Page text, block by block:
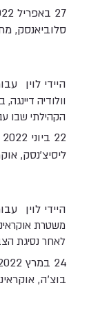
27 באפריל 2022
סלוביאנסק,
היידי לוין
הקהילתי שבו
22 ביוני 2022
ליסיצ'נסק,
היידי לוין
משטרת
לאחר נסיגת
24 במרץ 2022
בוצ'ה,